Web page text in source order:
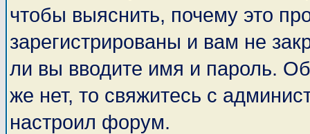
чтобы выяснить, почему это
зарегистрированы и вам не
ли вы вводите имя и пароль.
же нет, то свяжитесь с
настроил форум.